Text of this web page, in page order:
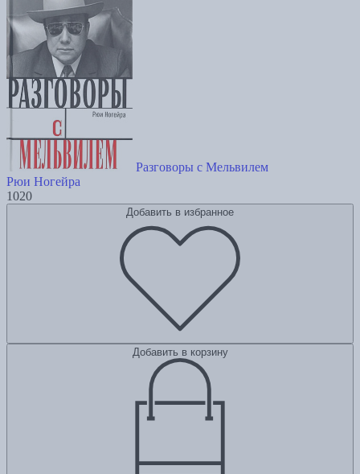
Разговоры с Мельвилем
Рюи Ногейра
1020
Добавить в избранное
Добавить в корзину